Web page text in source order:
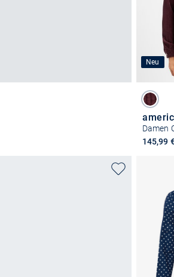
Neu
Damen
145,99